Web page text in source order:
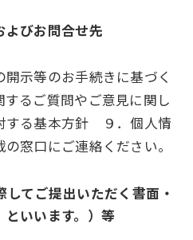
よびお問合せ先
示等のお手続きに基づく
るご質問やご意見に関し
する基本方針 ９．個人情
窓口にご連絡ください。
てご提出いただく書面・
いいます。）等